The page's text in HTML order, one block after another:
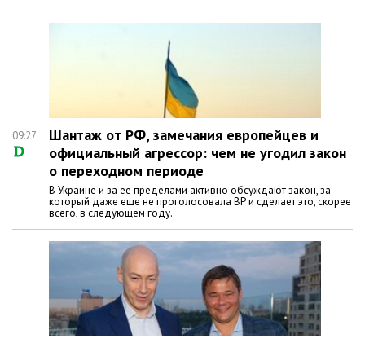
09:27
Шантаж от РФ, замечания европейцев и
официальный агрессор: чем не угодил закон
о переходном периоде
В Украине и за ее пределами активно обсуждают закон, за
который даже еще не проголосовала ВР и сделает это, скорее
всего, в следующем году.